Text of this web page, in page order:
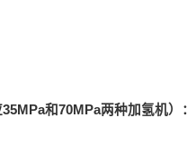
和70MPa两种加氢机）：